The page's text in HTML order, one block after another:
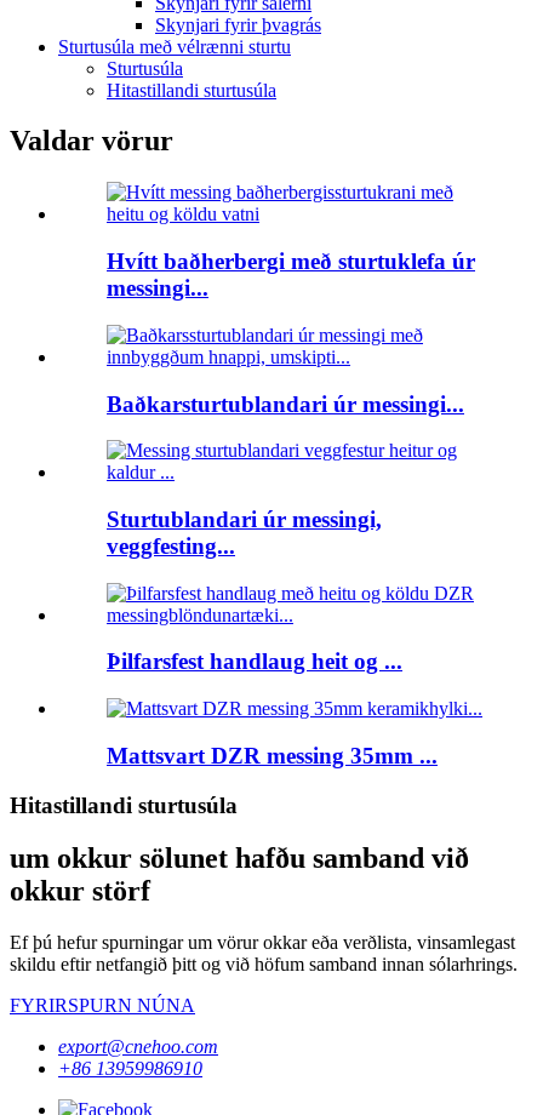
Skynjari fyrir þvagrás
Sturtusúla með vélrænni sturtu
Sturtusúla
Hitastillandi sturtusúla
Valdar vörur
Hvítt baðherbergi með sturtuklefa úr
messingi...
Baðkarsturtublandari úr messingi...
Sturtublandari úr messingi,
veggfesting...
Þilfarsfest handlaug heit og ...
Mattsvart DZR messing 35mm ...
Hitastillandi sturtusúla
um okkur sölunet hafðu samband við
okkur störf
Ef þú hefur spurningar um vörur okkar eða verðlista, vinsamlegast
skildu eftir netfangið þitt og við höfum samband innan sólarhrings.
FYRIRSPURN NÚNA
export@cnehoo.com
+86 13959986910